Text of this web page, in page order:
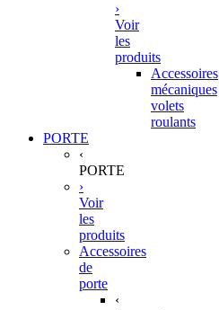
›
Voir
les
produits
Accessoires
mécaniques
volets
roulants
PORTE
‹
PORTE
›
Voir
les
produits
Accessoires
de
porte
‹